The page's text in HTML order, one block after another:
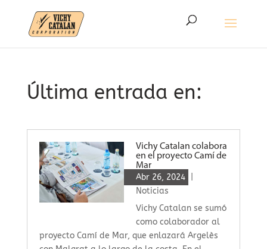
Última entrada en:
Vichy Catalan colabora
en el proyecto Camí de
Mar
Abr 26, 2024
Noticias
Vichy Catalan se sumó
como colaborador al
proyecto Camí de Mar, que enlazará Argelès